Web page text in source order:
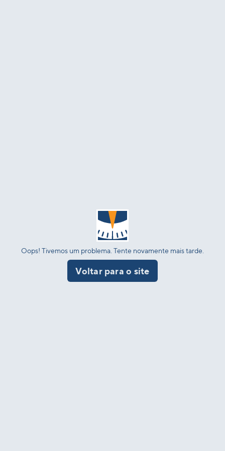
Oops! Tivemos um problema. Tente novamente mais tarde.
Voltar para o site